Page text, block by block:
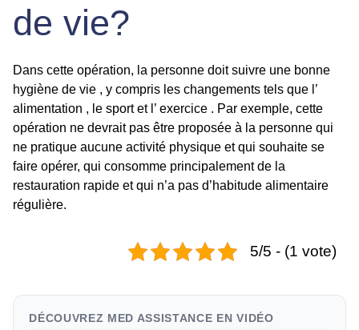
de vie?
Dans cette opération, la personne doit suivre une bonne
hygiène de vie , y compris les changements tels que l’
alimentation , le sport et l’ exercice . Par exemple, cette
opération ne devrait pas être proposée à la personne qui
ne pratique aucune activité physique et qui souhaite se
faire opérer, qui consomme principalement de la
restauration rapide et qui n’a pas d’habitude alimentaire
régulière.
5/5 - (1 vote)
DÉCOUVREZ MED ASSISTANCE EN VIDÉO